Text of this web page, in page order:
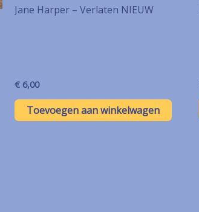
Jane Harper – Verlaten NIEUW
€ 6,00
Toevoegen aan winkelwagen